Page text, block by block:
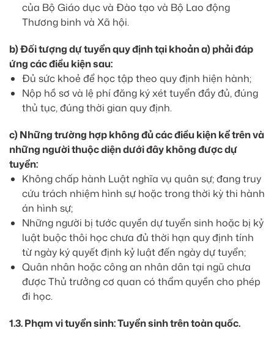
của Bộ Giáo dục và Đào tạo và Bộ Lao động
Thương binh và Xã hội.
b) Đối tượng dự tuyển quy định tại khoản a) phải đáp
ứng các điều kiện sau:
Đủ sức khoẻ để học tập theo quy định hiện hành;
Nộp hồ sơ và lệ phí đăng ký xét tuyển đầy đủ, đúng
thủ tục, đúng thời gian quy định.
c) Những trường hợp không đủ các điều kiện kể trên và
những người thuộc diện dưới đây không được dự
tuyển:
Không chấp hành Luật nghĩa vụ quân sự; đang truy
cứu trách nhiệm hình sự hoặc trong thời kỳ thi hành
án hình sự;
Những người bị tước quyền dự tuyển sinh hoặc bị kỷ
luật buộc thôi học chưa đủ thời hạn quy định tính
từ ngày ký quyết định kỷ luật đến ngày dự tuyển;
Quân nhân hoặc công an nhân dân tại ngũ chưa
được Thủ trưởng cơ quan có thẩm quyền cho phép
đi học.
1.3. Phạm vi tuyển sinh: Tuyển sinh trên toàn quốc.